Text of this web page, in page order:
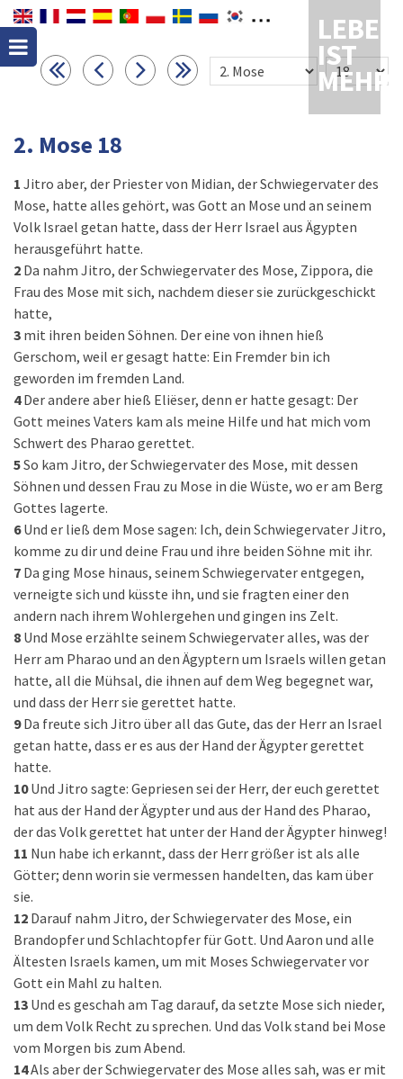
LEBEN
IST
MEHR
2. Mose 18
1 Jitro aber, der Priester von Midian, der Schwiegervater des
Mose, hatte alles gehört, was Gott an Mose und an seinem
Volk Israel getan hatte, dass der Herr Israel aus Ägypten
herausgeführt hatte.
2 Da nahm Jitro, der Schwiegervater des Mose, Zippora, die
Frau des Mose mit sich, nachdem dieser sie zurückgeschickt
hatte,
3 mit ihren beiden Söhnen. Der eine von ihnen hieß
Gerschom, weil er gesagt hatte: Ein Fremder bin ich
geworden im fremden Land.
4 Der andere aber hieß Eliëser, denn er hatte gesagt: Der
Gott meines Vaters kam als meine Hilfe und hat mich vom
Schwert des Pharao gerettet.
5So kam Jitro, der Schwiegervater des Mose, mit dessen
Söhnen und dessen Frau zu Mose in die Wüste, wo er am Berg
Gottes lagerte.
6 Und er ließ dem Mose sagen: Ich, dein Schwiegervater Jitro,
komme zu dir und deine Frau und ihre beiden Söhne mit ihr.
7 Da ging Mose hinaus, seinem Schwiegervater entgegen,
verneigte sich und küsste ihn, und sie fragten einer den
andern nach ihrem Wohlergehen und gingen ins Zelt.
8 Und Mose erzählte seinem Schwiegervater alles, was der
Herr am Pharao und an den Ägyptern um Israels willen getan
hatte, all die Mühsal, die ihnen auf dem Weg begegnet war,
und dass der Herr sie gerettet hatte.
9 Da freute sich Jitro über all das Gute, das der Herr an Israel
getan hatte, dass er es aus der Hand der Ägypter gerettet
hatte.
10 Und Jitro sagte: Gepriesen sei der Herr, der euch gerettet
hat aus der Hand der Ägypter und aus der Hand des Pharao,
der das Volk gerettet hat unter der Hand der Ägypter hinweg!
11 Nun habe ich erkannt, dass der Herr größer ist als alle
Götter; denn worin sie vermessen handelten, das kam über
sie.
12 Darauf nahm Jitro, der Schwiegervater des Mose, ein
Brandopfer und Schlachtopfer für Gott. Und Aaron und alle
Ältesten Israels kamen, um mit Moses Schwiegervater vor
Gott ein Mahl zu halten.
13 Und es geschah am Tag darauf, da setzte Mose sich nieder,
um dem Volk Recht zu sprechen. Und das Volk stand bei Mose
vom Morgen bis zum Abend.
14Als aber der Schwiegervater des Mose alles sah, was er mit